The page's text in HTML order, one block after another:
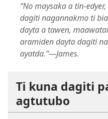
“No maysaka a tin-
dagiti nagannakmo ti
dayta a tawen,
aramiden dayta dagiti
ayatda.”​—James.
Ti kuna dagiti
agtutubo